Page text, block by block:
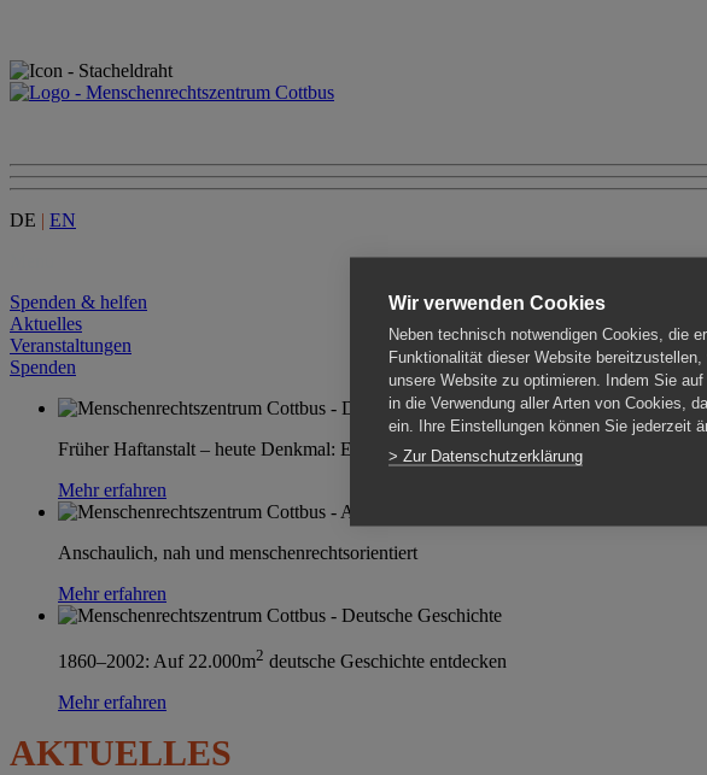
DE | EN
Spenden & helfen
Aktuelles
Veranstaltungen
Spenden
Früher Haftanstalt – heute Denkmal: Einen Ort im Wandel erleben
Mehr erfahren
Anschaulich, nah und menschenrechtsorientiert
Mehr erfahren
1860–2002: Auf 22.000m2 deutsche Geschichte entdecken
Mehr erfahren
AKTUELLES
Wir verwenden Cookies
Neben technisch notwendigen Cookies, die
Funktionalität dieser Website
unsere Website zu optimieren. Indem Sie
in die Verwendung aller Arten von Cookies,
ein. Ihre Einstellungen können Sie jederzeit
> Zur Datenschutzerklärung